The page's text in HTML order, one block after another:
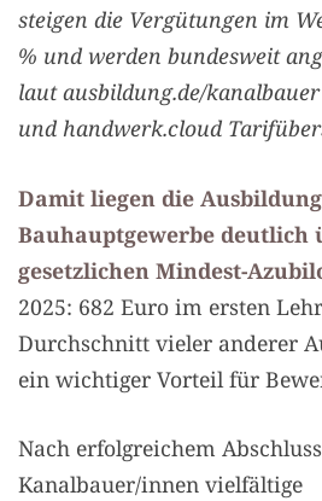
steigen die Vergütungen im
% und werden bundesweit
laut ausbildung.de/
und handwerk.cloud
Damit liegen die
Bauhauptgewerbe deutlich
gesetzlichen Mindest-
2025: 682 Euro im ersten
Durchschnitt vieler anderer
ein wichtiger Vorteil für
Nach erfolgreichem
Kanalbauer/innen vielfältige